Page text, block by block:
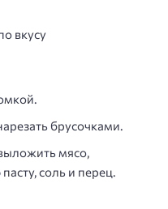
вкусу
брусочками.
мясо,
соль и перец.